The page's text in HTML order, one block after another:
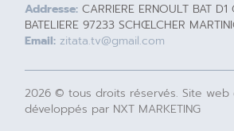
Addresse: CARRIERE ERNOULT BAT D1
BATELIERE 97233 SCHŒLCHER
Email: zitata.tv@gmail.com
2026 © tous droits réservés. Site web
développés par NXT MARKETING